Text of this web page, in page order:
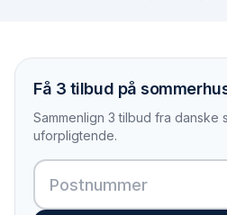
Få 3 tilbud på
Sammenlign 3 tilbud fra danske
uforpligtende.